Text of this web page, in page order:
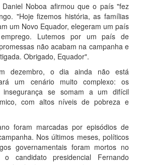
Daniel Noboa afirmou que o país "fez
"Hoje fizemos história, as famílias
um Novo Equador, elegeram um país
Lutemos por um país de
não acabam na campanha e
Obrigado, Equador".
dezembro, o dia ainda não está
um cenário muito complexo: os
se somam a um difícil
com altos níveis de pobreza e
foram marcadas por episódios de
Nos últimos meses, políticos
governamentais foram mortos no
candidato presidencial Fernando